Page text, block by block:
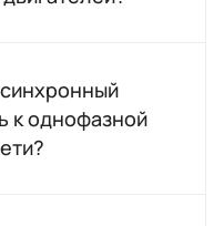
к однофазной